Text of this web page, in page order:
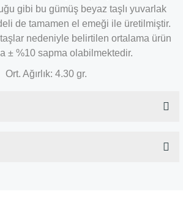
gibi bu gümüş beyaz taşlı yuvarlak
de tamamen el emeği ile üretilmiştir.
nedeniyle belirtilen ortalama ürün
± %10 sapma olabilmektedir.
Ort. Ağırlık: 4.30 gr.